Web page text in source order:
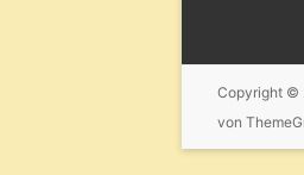
Copyright ©
von